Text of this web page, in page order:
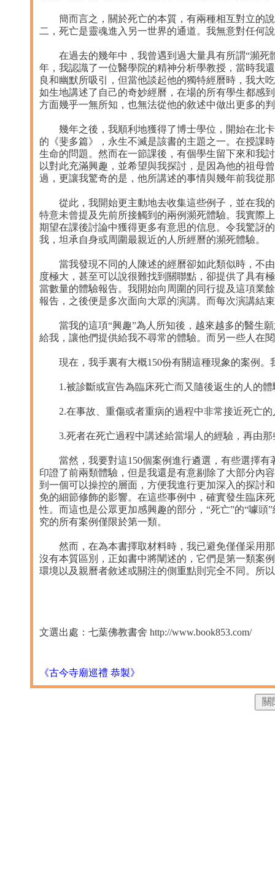
簡而言之，關於死亡的本質，有兩種相互對立的說
二，死亡是靈魂進入另一世界的通道。我無意對任何
在過去的幾年中，我曾遇到過大量具有所謂“瀕死
年，我認識了一位醫學院的精神分析學教授，當時我
良和幽默所吸引，但當他談起他的獨特經曆時，我大
如生地講述了自己的奇妙經曆，在場的所有學生都感
方面幾乎一無所知，也無法從他的敘述中做出更多的
幾年之後，我順利地獲得了博士學位，開始在北卡
的《斐多篇》，永生不滅是該書的主題之一。在授課
生命的問題。然而在一節課後，有個學生留下來和我
以對此充滿興趣，並希望與我探討，是因為他的祖母
過，更讓我驚奇的是，他所講述的事情與幾年前我從
從此，我開始更主動地去收集這些例子，並在我的
特意未曾提及先前所接觸到的兩例瀕死體驗。我實際
期望在課後討論中獲得更多有意思的信息。令我驚訝
我，坦承自身或周圍最親近的人所經曆的瀕死體驗。
當我發現不同的人陳述的經曆卻如此類似時，不由
度極大，甚至可以說很難找到關聯點，卻提供了具有
當數量的體驗報告。我開始向周圍的同行提及這項業
報告，之後便是多次面向大眾的演講。而每次演講結
當我的這項“興趣”為人所知後，越來越多的醫生願
給我，讓他們提供給我不尋常的體驗。而另一些人在
現在，我手裏有大概150份有關這種現象的案例。
1.被診斷或宣告為臨床死亡而又隨後返生的人的體
2.在事故、重傷或者重病的過程中非常接近死亡的
3.死者在死亡過程中講述給當場人的經驗，再由那
當然，我要對這150個案例進行遴選，有些選擇有
印證了前兩類體驗，但是我還是有意剔除了大部分內
到一個可以操控的層面，方便我進行更加深入的探討
免的細節修飾的影響。在這些事例中，確實發生臨床
性。而這也是公眾更加感興趣的部分，“死亡”的“噱
究的所有案例僅限於第一類。
然而，在為本書擇取材料時，我已避免僅僅采用那
沒有本質區別，正如書中將闡述的，它們是第一類案
環境以及親曆者敘述或關注的側重點則完全不同。所
文選出處：七葉佛教書舍 http://www.book853.com/
《古今寺廟巡禮 恭製》